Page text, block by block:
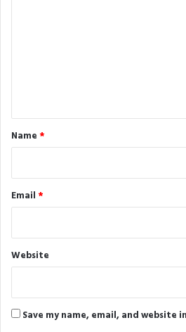
*
Name *
Email *
Website
Save my name, email, and website